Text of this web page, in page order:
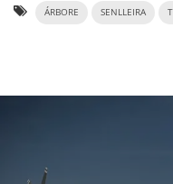
ÁRBORE SENLLEIRA